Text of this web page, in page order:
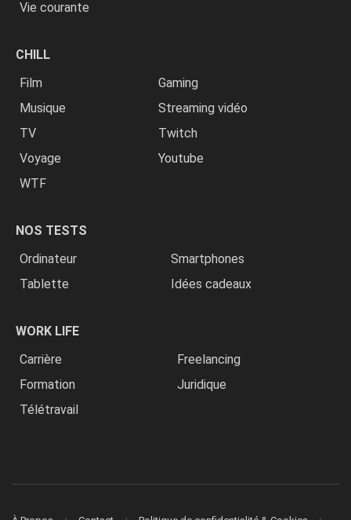
Vie courante
CHILL
Film
Gaming
Musique
Streaming vidéo
TV
Twitch
Voyage
Youtube
WTF
NOS TESTS
Ordinateur
Smartphones
Tablette
Idées cadeaux
WORK LIFE
Carrière
Freelancing
Formation
Juridique
Télétravail